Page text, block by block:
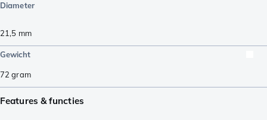
Diameter
21,5 mm
Gewicht
72 gram
Features & functies